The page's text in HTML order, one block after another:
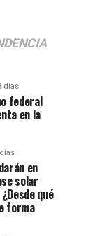
días
federal
en la
en
solar
qué
forma